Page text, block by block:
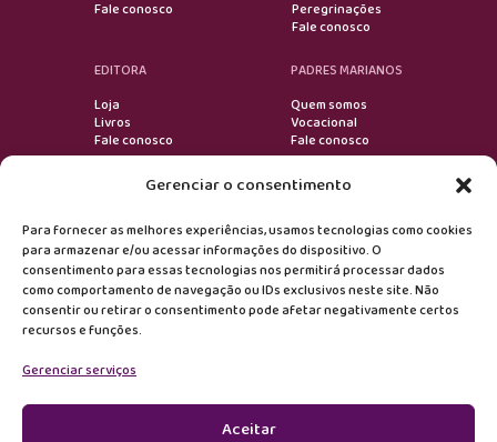
Gerenciar o consentimento
Para fornecer as melhores experiências, usamos tecnologias como cookies
para armazenar e/ou acessar informações do dispositivo. O
consentimento para essas tecnologias nos permitirá processar dados
como comportamento de navegação ou IDs exclusivos neste site. Não
consentir ou retirar o consentimento pode afetar negativamente certos
recursos e funções.
Gerenciar serviços
Aceitar
Fale conosco
Peregrinações
Fale conosco
EDITORA
Loja
Livros
Fale conosco
PADRES MARIANOS
Quem somos
Vocacional
Fale conosco
Devoção
Editora